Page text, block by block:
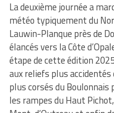
La deuxième journée a
météo typiquement du
Lauwin-Planque près de
élancés vers la Côte
étape de cette édition
aux reliefs plus accidentés
plus corsés du
les rampes du Haut